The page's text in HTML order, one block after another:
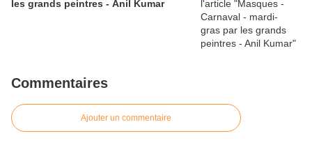
les grands peintres - Anil Kumar
Commentaires
Ajouter un commentaire